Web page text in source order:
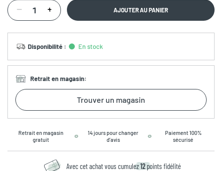
AJOUTER AU PANIER
Disponibilité : En stock
Retrait en magasin:
Trouver un magasin
Retrait en magasin
gratuit
14 jours pour changer
d’avis
Paiement 100%
sécurisé
Avec cet achat vous cumulez12 points fidélité